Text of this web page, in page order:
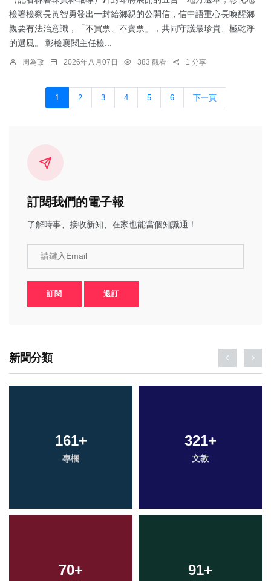
檢署檢察長黃智勇發出一封給鄉親的公開信，信中語重心長喚醒鄉
親要有法治意識，「不買票、不賣票」，共同守護最珍貴、極乾淨
的選風。 彰檢襄閱主任檢...
周為政 2026年八月07日 383 觀看 1 分享
1 2 3 4 5 6 下一頁
訂閱我們的電子報
了解時事、接收新知、在家也能當個知識通！
請鍵入Email
訂閱 退訂
新聞分類
161+
專欄
321+
文教
70+ 91+